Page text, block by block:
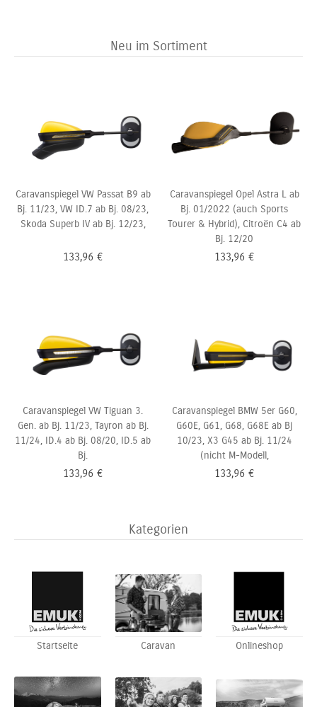
Neu im Sortiment
Caravanspiegel VW Passat B9 ab
Bj. 11/23, VW ID.7 ab Bj. 08/23,
Skoda Superb IV ab Bj. 12/23,
133,96 €
Caravanspiegel Opel Astra L ab
Bj. 01/2022 (auch Sports
Tourer & Hybrid), Citroën C4 ab
Bj. 12/20
133,96 €
Caravanspiegel VW Tiguan 3.
Gen. ab Bj. 11/23, Tayron ab Bj.
11/24, ID.4 ab Bj. 08/20, ID.5 ab
Bj.
133,96 €
Caravanspiegel BMW 5er G60,
G60E, G61, G68, G68E ab Bj
10/23, X3 G45 ab Bj. 11/24
(nicht M-Modell,
133,96 €
Kategorien
Startseite Caravan Onlineshop